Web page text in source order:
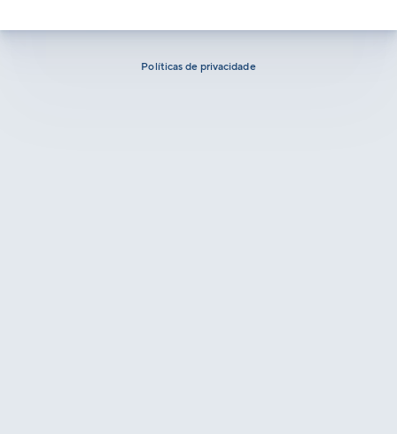
Políticas de privacidade